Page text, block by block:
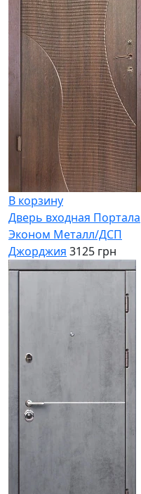
В корзину
Дверь входная Портала
Эконом Металл/ДСП
Джорджия 3125 грн